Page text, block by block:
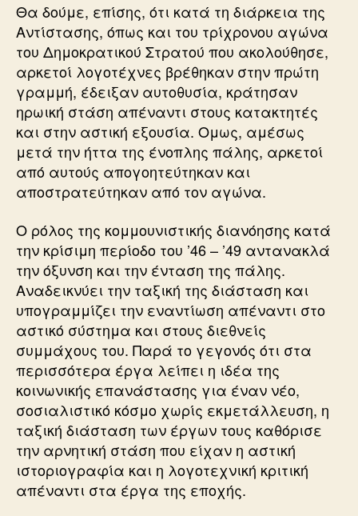
Θα δούμε, επίσης, ότι κατά τη διάρκεια της
Αντίστασης, όπως και του τρίχρονου αγώνα
του Δημοκρατικού Στρατού που ακολούθησε,
αρκετοί λογοτέχνες βρέθηκαν στην πρώτη
γραμμή, έδειξαν αυτοθυσία, κράτησαν
ηρωική στάση απέναντι στους κατακτητές
και στην αστική εξουσία. Ομως, αμέσως
μετά την ήττα της ένοπλης πάλης, αρκετοί
από αυτούς απογοητεύτηκαν και
αποστρατεύτηκαν από τον αγώνα.
Ο ρόλος της κομμουνιστικής διανόησης κατά
την κρίσιμη περίοδο του ’46 – ’49 αντανακλά
την όξυνση και την ένταση της πάλης.
Αναδεικνύει την ταξική της διάσταση και
υπογραμμίζει την εναντίωση απέναντι στο
αστικό σύστημα και στους διεθνείς
συμμάχους του. Παρά το γεγονός ότι στα
περισσότερα έργα λείπει η ιδέα της
κοινωνικής επανάστασης για έναν νέο,
σοσιαλιστικό κόσμο χωρίς εκμετάλλευση, η
ταξική διάσταση των έργων τους καθόρισε
την αρνητική στάση που είχαν η αστική
ιστοριογραφία και η λογοτεχνική κριτική
απέναντι στα έργα της εποχής.